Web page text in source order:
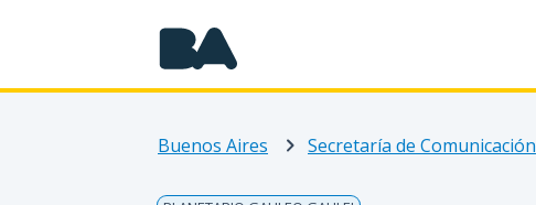
Buenos Aires Secretaría de Comunicación